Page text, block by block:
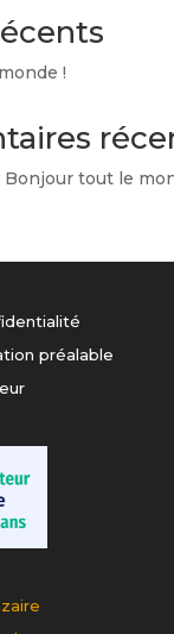
!
Bonjour tout le
préalable